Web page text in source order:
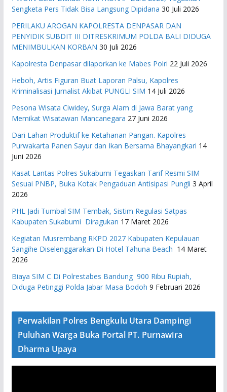
Sengketa Pers Tidak Bisa Langsung Dipidana 30 Juli 2026
PERILAKU AROGAN KAPOLRESTA DENPASAR DAN
PENYIDIK SUBDIT III DITRESKRIMUM POLDA BALI DIDUGA
MENIMBULKAN KORBAN 30 Juli 2026
Kapolresta Denpasar dilaporkan ke Mabes Polri 22 Juli 2026
Heboh, Artis Figuran Buat Laporan Palsu, Kapolres
Kriminalisasi Jurnalist Akibat PUNGLI SIM 14 Juli 2026
Pesona Wisata Ciwidey, Surga Alam di Jawa Barat yang
Memikat Wisatawan Mancanegara 27 Juni 2026
Dari Lahan Produktif ke Ketahanan Pangan. Kapolres
Purwakarta Panen Sayur dan Ikan Bersama Bhayangkari 14
Juni 2026
Kasat Lantas Polres Sukabumi Tegaskan Tarif Resmi SIM
Sesuai PNBP, Buka Kotak Pengaduan Antisipasi Pungli 3 April
2026
PHL Jadi Tumbal SIM Tembak, Sistim Regulasi Satpas
Kabupaten Sukabumi Diragukan 17 Maret 2026
Kegiatan Musrembang RKPD 2027 ​Kabupaten Kepulauan
Sangihe Diselenggarakan Di Hotel Tahuna Beach 14 Maret
2026
Biaya SIM C Di Polrestabes Bandung 900 Ribu Rupiah,
Diduga Petinggi Polda Jabar Masa Bodoh 9 Februari 2026
Perwakilan Polres Bengkulu Utara Dampingi
Puluhan Warga Buka Portal PT. Purnawira
Dharma Upaya